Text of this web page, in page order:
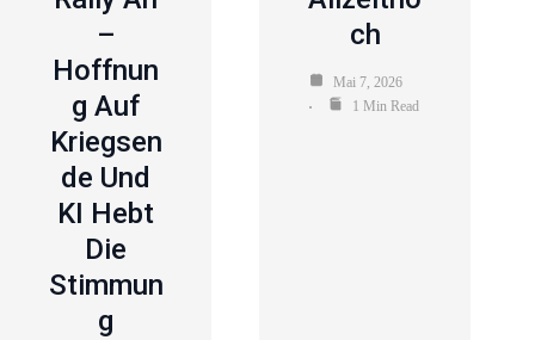
–
Hoffnun
G Auf
Kriegsen
De Und
KI Hebt
Die
Stimmun
G
Ch
Mai 7, 2026
1 Min Read